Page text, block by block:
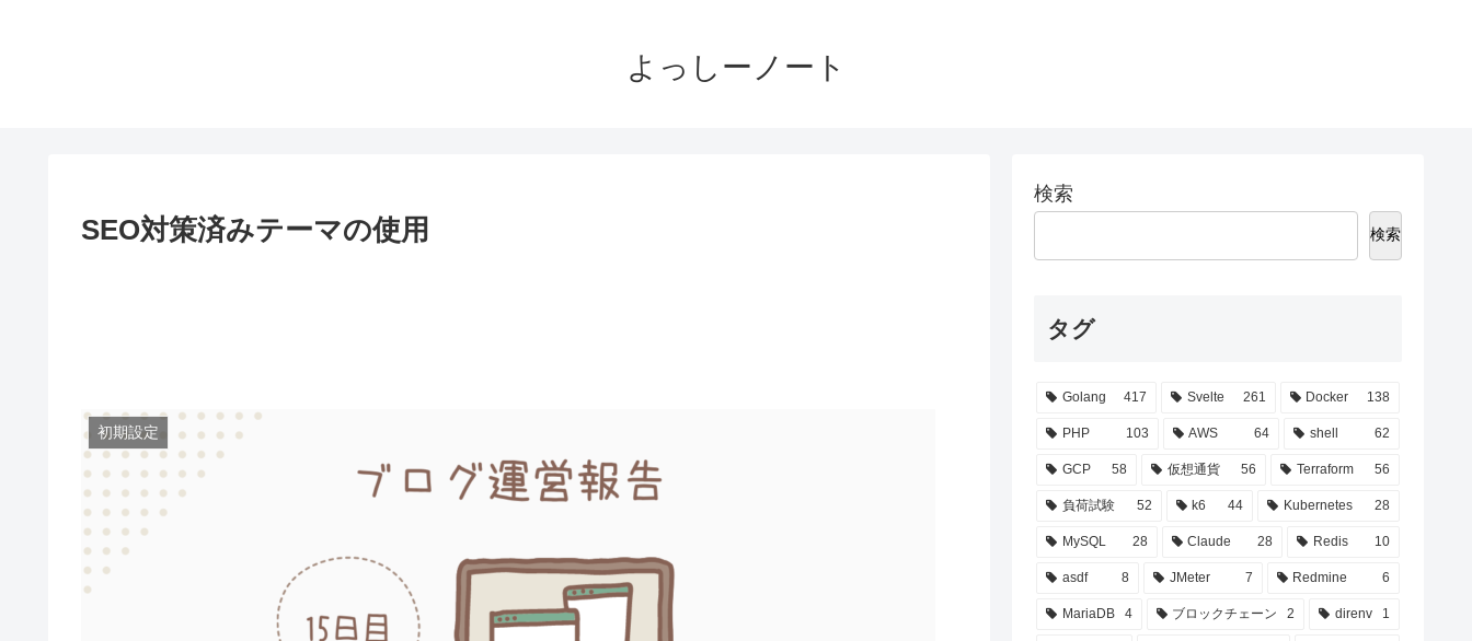
よっしーノート
SEO対策済みテーマの使用
初期設定
検索
検索
タグ
Golang 417 Svelte 261 Docker 138
PHP 103 AWS 64 shell 62
GCP 58 仮想通貨 56 Terraform 56
負荷試験 52 k6 44 Kubernetes 28
MySQL 28 Claude 28 Redis 10
asdf 8 JMeter 7 Redmine 6
MariaDB 4 ブロックチェーン 2 direnv 1